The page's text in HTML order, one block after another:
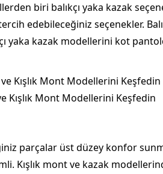
biri balıkçı yaka kazak
edebileceğiniz seçenekler.
yaka kazak modellerini kot
Kışlık Mont Modellerini Keşfedin
parçalar üst düzey konfor
Kışlık mont ve kazak